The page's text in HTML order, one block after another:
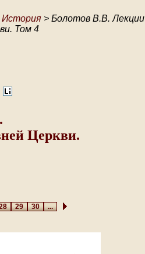
История> Болотов В.В. Лекции
Том 4
Церкви.
2930...